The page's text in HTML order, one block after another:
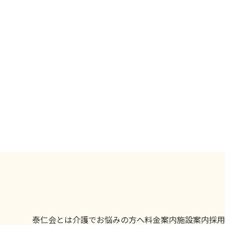
泰仁会とは介護でお悩みの方へ料金案内施設案内採